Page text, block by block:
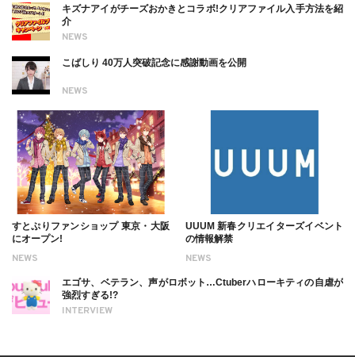
NEWS
キズナアイがチーズおかきとコラボ!クリアファイル入手方法を紹
介
NEWS
こばしり 40万人突破記念に感謝動画を公開
NEWS
すとぷりファンショップ 東京・大阪
にオープン!
NEWS
UUUM 新春クリエイターズイベント
の情報解禁
INTERVIEW
エゴサ、ベテラン、声がロボット…Ctuberハローキティの自虐が
強烈すぎる!?